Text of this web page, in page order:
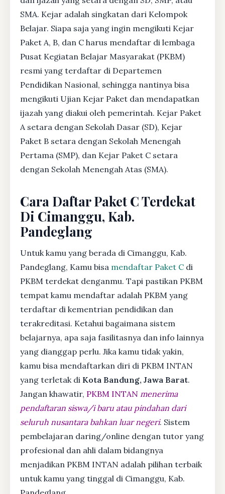
SMA. Kejar adalah singkatan dari Kelompok
Belajar. Siapa saja yang ingin mengikuti Kejar
Paket A, B, dan C harus mendaftar di lembaga
Pusat Kegiatan Belajar Masyarakat (PKBM)
resmi yang terdaftar di Departemen
Pendidikan Nasional, sehingga nantinya bisa
mengikuti Ujian Kejar Paket dan mendapatkan
ijazah yang diakui oleh pemerintah. Kejar Paket
A setara dengan Sekolah Dasar (SD), Kejar
Paket B setara dengan Sekolah Menengah
Pertama (SMP), dan Kejar Paket C setara
dengan Sekolah Menengah Atas (SMA).
Cara Daftar Paket C Terdekat
Di Cimanggu, Kab.
Pandeglang
Untuk kamu yang berada di Cimanggu, Kab.
Pandeglang, Kamu bisa mendaftar Paket C di
PKBM terdekat denganmu. Tapi pastikan PKBM
tempat kamu mendaftar adalah PKBM yang
terdaftar di kementrian pendidikan dan
terakreditasi. Ketahui bagaimana sistem
belajarnya, apa saja fasilitasnya dan info lainnya
yang dianggap perlu. Jika kamu tidak yakin,
kamu bisa mendaftarkan diri di PKBM INTAN
yang terletak di Kota Bandung, Jawa Barat.
Jangan khawatir, PKBM INTAN menerima
pendaftaran siswa/i baru atau pindahan dari
seluruh nusantara bahkan luar negeri. Sistem
pembelajaran daring/online dengan tutor yang
profesional dan ahli dalam bidangnya
menjadikan PKBM INTAN adalah pilihan terbaik
untuk kamu yang tinggal di Cimanggu, Kab.